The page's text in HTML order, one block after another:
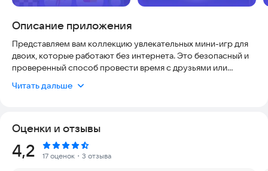
Описание приложения
Представляем вам коллекцию увлекательных мини-игр для
двоих, которые работают без интернета. Это безопасный и
проверенный способ провести время с друзьями или
необходимости постоянной связи с сетью. Игры полностью
уверены в стабильной работе приложения и отсутствии
скрытых платежей или рекламы, мешающей процессу.
Ищете способ интересно провести время без интернета?
Читать дальше
Оценки и отзывы
Рейтинг:
4,2 17 оценок ・3 отзыва